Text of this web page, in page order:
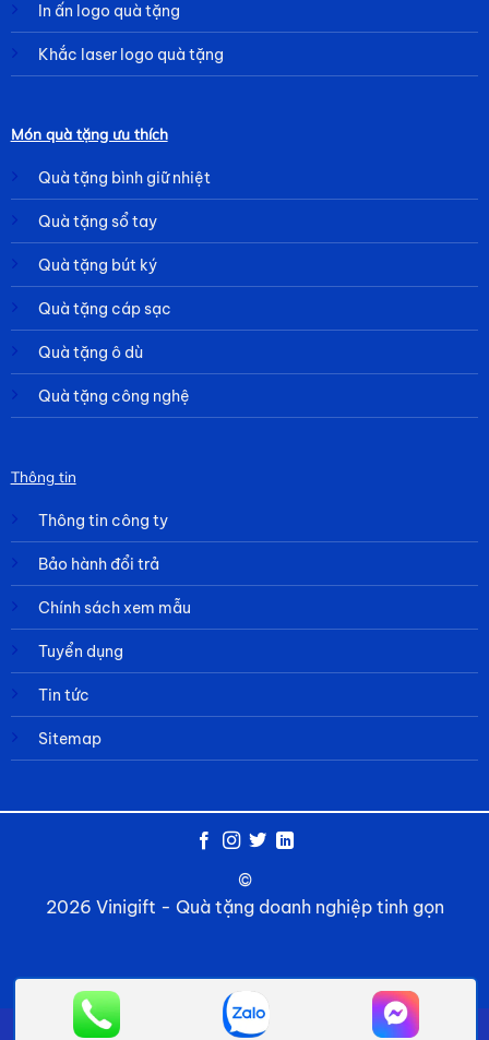
In ấn logo quà tặng
Khắc laser logo quà tặng
Món quà tặng ưu thích
Quà tặng bình giữ nhiệt
Quà tặng sổ tay
Quà tặng bút ký
Quà tặng cáp sạc
Quà tặng ô dù
Quà tặng công nghệ
Thông tin
Thông tin công ty
Bảo hành đổi trả
Chính sách xem mẫu
Tuyển dụng
Tin tức
Sitemap
©
2026 Vinigift - Quà tặng doanh nghiệp tinh gọn
Về chúng tôi Câu hỏi thường gặp Liên hệ